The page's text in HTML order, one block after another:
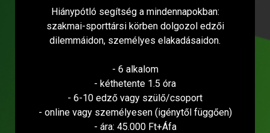
Hiánypótló segítség a mindennapokban:
szakmai-sporttársi körben dolgozol edzői
dilemmáidon, személyes elakadásaidon.
- 6 alkalom
- kéthetente 1.5 óra
- 6-10 edző vagy szülő/csoport
- online vagy személyesen (igénytől függően)
- ára: 45.000 Ft+Áfa